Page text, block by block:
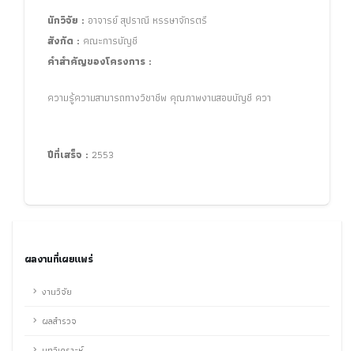
นักวิจัย : อาจารย์ สุปราณี หรรษาจักรตรี
สังกัด : คณะการบัญชี
คำสำคัญของโครงการ :
ความรู้ความสามารถทางวิชาชีพ คุณภาพงานสอบบัญชี ควา
ปีที่เสร็จ : 2553
ผลงานที่เผยแพร่
งานวิจัย
ผลสำรวจ